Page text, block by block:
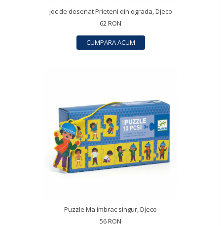
Joc de desenat Prieteni din ograda, Djeco
62 RON
CUMPARA ACUM
Puzzle Ma imbrac singur, Djeco
56 RON